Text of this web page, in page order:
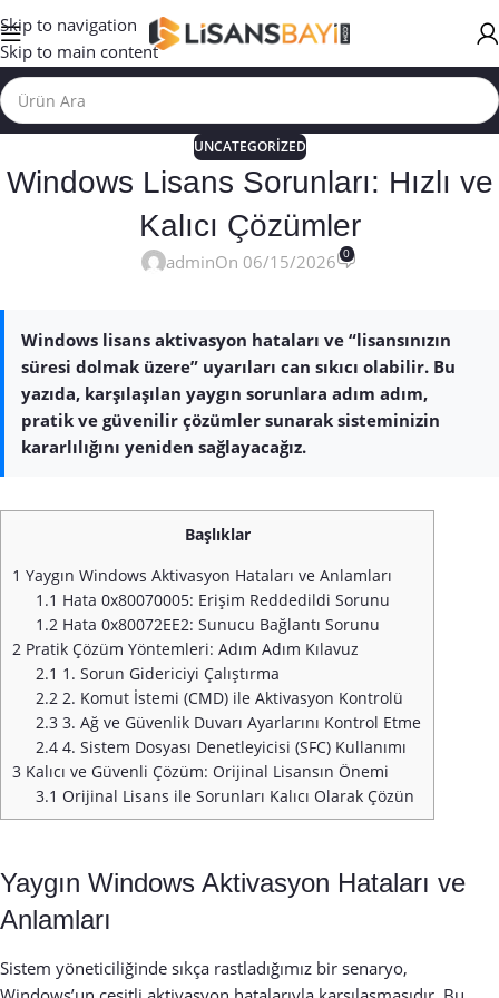
Skip to navigation
Skip to main content
UNCATEGORIZED
Windows Lisans Sorunları: Hızlı ve
Kalıcı Çözümler
adminOn 06/15/2026 0
Windows lisans aktivasyon hataları ve “lisansınızın
süresi dolmak üzere” uyarıları can sıkıcı olabilir. Bu
yazıda, karşılaşılan yaygın sorunlara adım adım,
pratik ve güvenilir çözümler sunarak sisteminizin
kararlılığını yeniden sağlayacağız.
Başlıklar
1 Yaygın Windows Aktivasyon Hataları ve Anlamları
1.1 Hata 0x80070005: Erişim Reddedildi Sorunu
1.2 Hata 0x80072EE2: Sunucu Bağlantı Sorunu
2 Pratik Çözüm Yöntemleri: Adım Adım Kılavuz
2.1 1. Sorun Gidericiyi Çalıştırma
2.2 2. Komut İstemi (CMD) ile Aktivasyon Kontrolü
2.3 3. Ağ ve Güvenlik Duvarı Ayarlarını Kontrol Etme
2.4 4. Sistem Dosyası Denetleyicisi (SFC) Kullanımı
3 Kalıcı ve Güvenli Çözüm: Orijinal Lisansın Önemi
3.1 Orijinal Lisans ile Sorunları Kalıcı Olarak Çözün
Yaygın Windows Aktivasyon Hataları ve
Anlamları
Sistem yöneticiliğinde sıkça rastladığımız bir senaryo,